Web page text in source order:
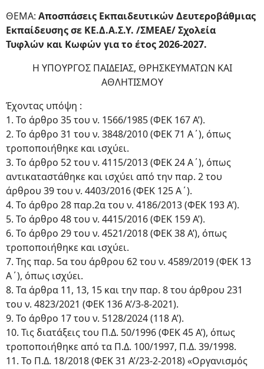
ΘΕΜΑ: Αποσπάσεις Εκπαιδευτικών Δευτεροβάθμιας
Εκπαίδευσης σε ΚΕ.Δ.Α.Σ.Υ. /ΣΜΕΑΕ/ Σχολεία
Τυφλών και Κωφών για το έτος 2026-2027.
Η ΥΠΟΥΡΓΟΣ ΠΑΙΔΕΙΑΣ, ΘΡΗΣΚΕΥΜΑΤΩΝ ΚΑΙ
ΑΘΛΗΤΙΣΜΟΥ
Έχοντας υπόψη :
1. Το άρθρο 35 του ν. 1566/1985 (ΦΕΚ 167 Α’).
2. Το άρθρο 31 του ν. 3848/2010 (ΦΕΚ 71 Α΄), όπως
τροποποιήθηκε και ισχύει.
3. Το άρθρο 52 του ν. 4115/2013 (ΦΕΚ 24 Α΄), όπως
αντικαταστάθηκε και ισχύει από την παρ. 2 του
άρθρου 39 του ν. 4403/2016 (ΦΕΚ 125 Α΄).
4. Το άρθρο 28 παρ.2α του ν. 4186/2013 (ΦΕΚ 193 Α’).
5. Το άρθρο 48 του ν. 4415/2016 (ΦΕΚ 159 Α’).
6. Το άρθρο 29 του ν. 4521/2018 (ΦΕΚ 38 Α’), όπως
τροποποιήθηκε και ισχύει.
7. Της παρ. 5α του άρθρου 62 του ν. 4589/2019 (ΦΕΚ 13
Α΄), όπως ισχύει.
8. Τα άρθρα 11, 13, 15 και την παρ. 8 του άρθρου 231
του ν. 4823/2021 (ΦΕΚ 136 Α’/3-8-2021).
9. Το άρθρο 17 του ν. 5128/2024 (118 Α’).
10. Τις διατάξεις του Π.Δ. 50/1996 (ΦΕΚ 45 Α’), όπως
τροποποιήθηκε από τα Π.Δ. 100/1997, Π.Δ. 39/1998.
11. Το Π.Δ. 18/2018 (ΦΕΚ 31 Α’/23-2-2018) «Οργανισμός